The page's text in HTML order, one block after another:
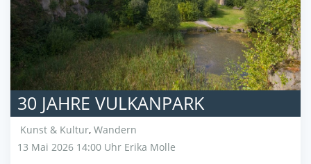
30 JAHRE VULKANPARK
Kunst & Kultur, Wandern
13 Mai 2026 14:00 Uhr Erika Molle